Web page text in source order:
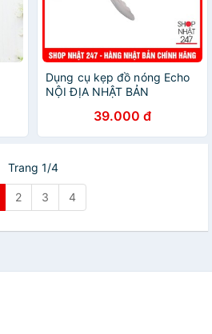
Dụng cụ kẹp đồ nóng Echo
NỘI ĐỊA NHẬT BẢN
39.000 đ
Trang 1/4
2 3 4